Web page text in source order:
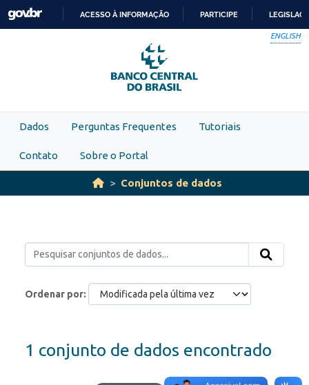
Skip to main content
PARA
O
CONTEÚDO
ACESSO À INFORMAÇÃO PARTICIPE
ENGLISH
Dados Perguntas Frequentes Tutoriais
Contato Sobre o Portal
Conjuntos de dados
Ordenar por
1 conjunto de dados encontrado